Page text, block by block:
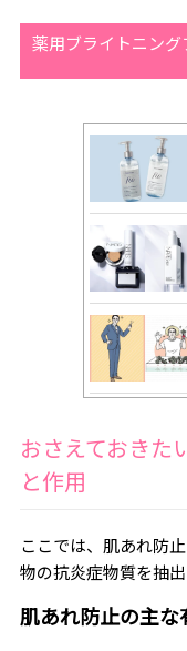
薬用ブライトニン
おさえておきた
と作用
ここでは、肌あれ防
物の抗炎症物質を抽
肌あれ防止の主な